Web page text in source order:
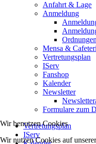
Anfahrt & Lage
Anmeldung
Mensa &
Vertretungsplan
IServ
Fanshop
Kalender
Newsletter
Formulare zum
Vertretungsplan
IServ
Wir benutzen Cookies
Wir nutzen Cookies auf